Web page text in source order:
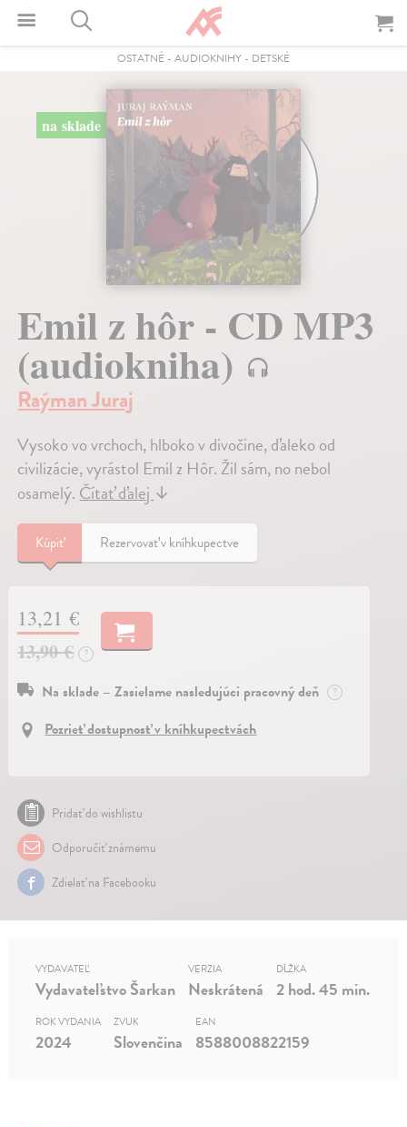
OSTATNÉ - AUDIOKNIHY - DETSKÉ
na sklade
Emil z hôr - CD MP3
(audiokniha)
Raýman Juraj
Vysoko vo vrchoch, hlboko v divočine, ďaleko od
civilizácie, vyrástol Emil z Hôr. Žil sám, no nebol
osamelý. Čítať ďalej ↓
Kúpiť Rezervovať v kníhkupectve
13,21 €
13,90 €
?
Na sklade – Zasielame nasledujúci pracovný deň ?
Pozrieť dostupnosť v kníhkupectvách
Pridať do wishlistu
Odporučiť známemu
Zdielať na Facebooku
VYDAVATEĽ
Vydavateľstvo Šarkan
VERZIA
Neskrátená
DĹŽKA
2 hod. 45 min.
ROK VYDANIA
2024
ZVUK
Slovenčina
EAN
8588008822159